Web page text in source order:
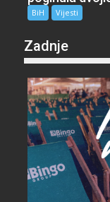
BiH Vijesti
Zadnje